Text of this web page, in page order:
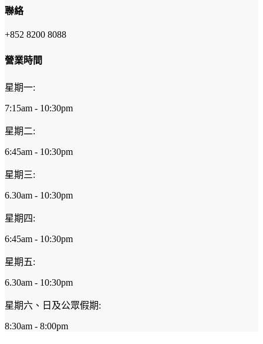
聯絡
+852 8200 8088
營業時間
星期一:
7:15am - 10:30pm
星期二:
6:45am - 10:30pm
星期三:
6.30am - 10:30pm
星期四:
6:45am - 10:30pm
星期五:
6.30am - 10:30pm
星期六、日及公眾假期:
8:30am - 8:00pm